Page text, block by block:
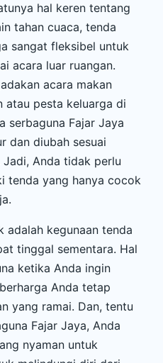
hal keren tentang
tahan cuaca, tenda
sangat fleksibel untuk
acara luar ruangan.
acara makan
atau pesta keluarga di
serbaguna Fajar Jaya
dan diubah sesuai
Anda tidak perlu
tenda yang hanya cocok
adalah kegunaan tenda
tinggal sementara. Hal
ketika Anda ingin
Anda tetap
yang ramai. Dan, tentu
Fajar Jaya, Anda
nyaman untuk